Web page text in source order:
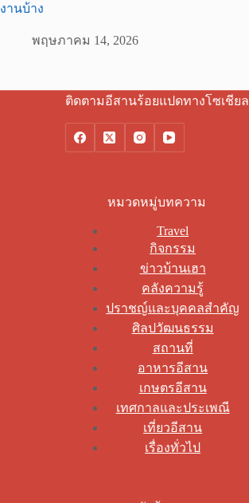
งานบ้าง
พฤษภาคม 14, 2026
ติดตามอีสานร้อยแปดทางโซเชียล
หมวดหมู่บทความ
Travel
กิจกรรม
ข่าวบ้านเฮา
คลังความรู้
ปราชญ์และบุคคลสำคัญ
ศิลปวัฒนธรรม
สถานที่
อาหารอีสาน
เกษตรอีสาน
เทศกาลและประเพณี
เที่ยวอีสาน
เรื่องทั่วไป